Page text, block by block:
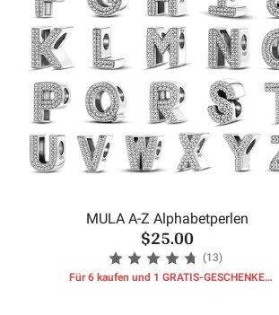
MULA A-Z Alphabetperlen
$25.00
(13)
Für 6 kaufen und 1 GRATIS-GESCHENKE